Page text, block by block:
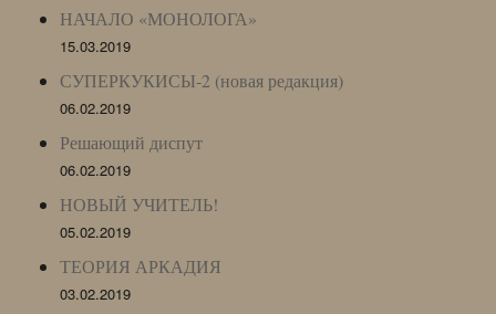
НАЧАЛО «МОНОЛОГА»
15.03.2019
СУПЕРКУКИСЫ-2 (новая редакция)
06.02.2019
Решающий диспут
06.02.2019
НОВЫЙ УЧИТЕЛЬ!
05.02.2019
ТЕОРИЯ АРКАДИЯ
03.02.2019